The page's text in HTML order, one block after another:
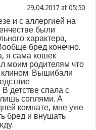
at
и с аллергией на
были
характера,
бред конечно.
я сама кошек
моим родителям что
Вышибали
детстве спала с
соплями. А
комнате, мне уже
бред и внушать